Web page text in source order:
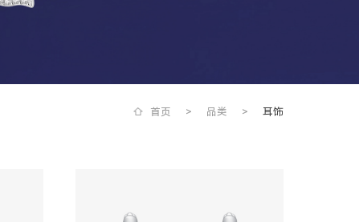
首页 > 品类 > 耳饰